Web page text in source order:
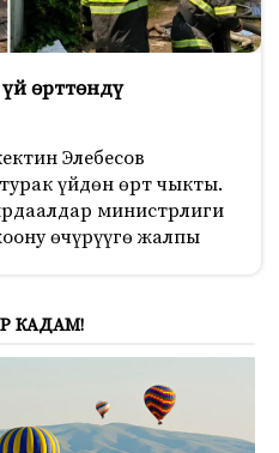
өрттөндү
Элебесов
үйдөн өрт чыкты.
министрлиги
өчүрүүгө жалпы
КАДАМ!